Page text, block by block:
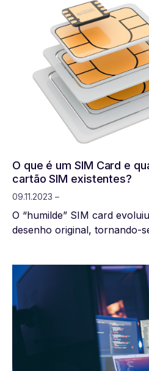
O que é um SIM Card e
cartão SIM existentes?
09.11.2023 –
O “humilde” SIM card
desenho original, tornando-
Cards tradicionais, físicos,
embutidos eSIMs, a
atender às crescentes e